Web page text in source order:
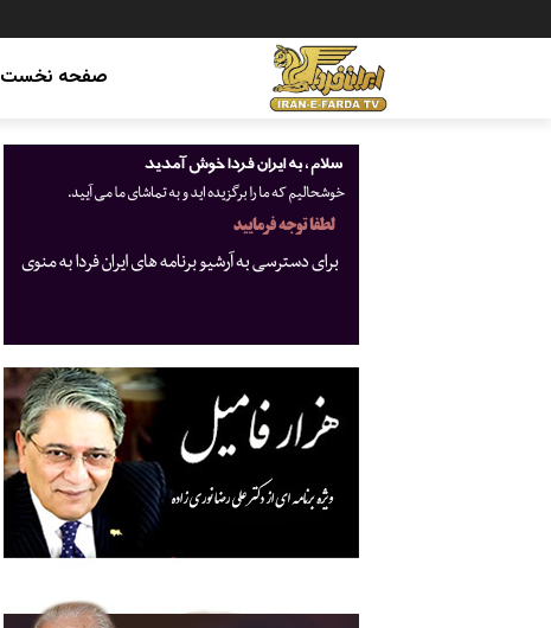
صفحه نخست